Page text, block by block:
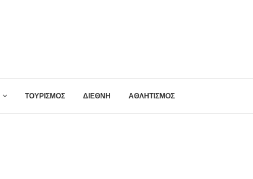
ΤΟΥΡΙΣΜΟΣ ΔΙΕΘΝΗ ΑΘΛΗΤΙΣΜΟΣ